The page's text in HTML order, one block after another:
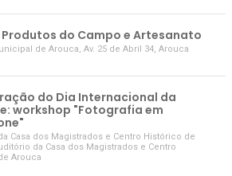
Produtos do Campo e Artesanato
de Arouca, Av. 25 de Abril 34, Arouca
do Dia Internacional da
workshop "Fotografia em
Casa dos Magistrados e Centro Histórico de
da Casa dos Magistrados e Centro
Arouca